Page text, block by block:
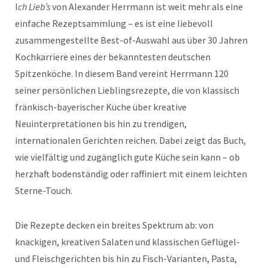
Ich Lieb’svon Alexander Herrmann ist weit mehr als eine
einfache Rezeptsammlung – es ist eine liebevoll
zusammengestellte Best-of-Auswahl aus über 30 Jahren
Kochkarriere eines der bekanntesten deutschen
Spitzenköche. In diesem Band vereint Herrmann 120
seiner persönlichen Lieblingsrezepte, die von klassisch
fränkisch-bayerischer Küche über kreative
Neuinterpretationen bis hin zu trendigen,
internationalen Gerichten reichen. Dabei zeigt das Buch,
wie vielfältig und zugänglich gute Küche sein kann – ob
herzhaft bodenständig oder raffiniert mit einem leichten
Sterne-Touch.
Die Rezepte decken ein breites Spektrum ab: von
knackigen, kreativen Salaten und klassischen Geflügel-
und Fleischgerichten bis hin zu Fisch-Varianten, Pasta,